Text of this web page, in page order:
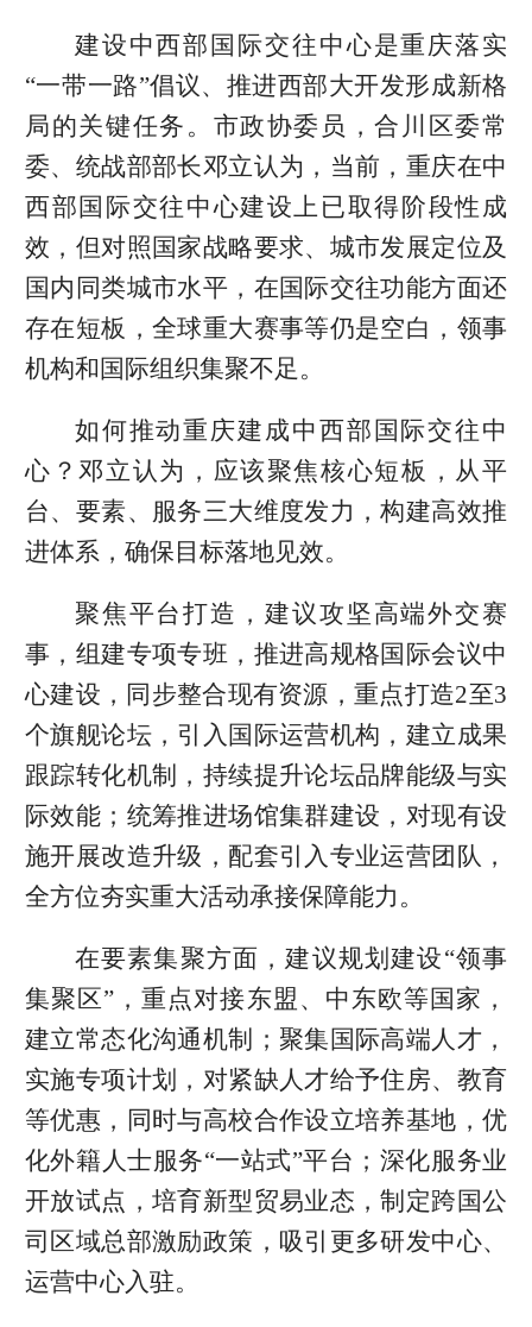
建设中西部国际交往中心是重庆落实
“一带一路”倡议、推进西部大开发形成新格
局的关键任务。市政协委员，合川区委常
委、统战部部长邓立认为，当前，重庆在中
西部国际交往中心建设上已取得阶段性成
效，但对照国家战略要求、城市发展定位及
国内同类城市水平，在国际交往功能方面还
存在短板，全球重大赛事等仍是空白，领事
机构和国际组织集聚不足。
如何推动重庆建成中西部国际交往中
心？邓立认为，应该聚焦核心短板，从平
台、要素、服务三大维度发力，构建高效推
进体系，确保目标落地见效。
聚焦平台打造，建议攻坚高端外交赛
事，组建专项专班，推进高规格国际会议中
心建设，同步整合现有资源，重点打造2至3
个旗舰论坛，引入国际运营机构，建立成果
跟踪转化机制，持续提升论坛品牌能级与实
际效能；统筹推进场馆集群建设，对现有设
施开展改造升级，配套引入专业运营团队，
全方位夯实重大活动承接保障能力。
在要素集聚方面，建议规划建设“领事
集聚区”，重点对接东盟、中东欧等国家，
建立常态化沟通机制；聚集国际高端人才，
实施专项计划，对紧缺人才给予住房、教育
等优惠，同时与高校合作设立培养基地，优
化外籍人士服务“一站式”平台；深化服务业
开放试点，培育新型贸易业态，制定跨国公
司区域总部激励政策，吸引更多研发中心、
运营中心入驻。